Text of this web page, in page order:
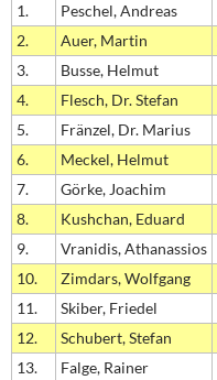
1.
Peschel, Andreas
2.
Auer, Martin
3.
Busse, Helmut
4.
Flesch, Dr. Stefan
5.
Fränzel, Dr. Marius
6.
Meckel, Helmut
7.
Görke, Joachim
8.
Kushchan, Eduard
9.
Vranidis, Athanassios
10.
Zimdars, Wolfgang
11.
Skiber, Friedel
12.
Schubert, Stefan
13.
Falge, Rainer